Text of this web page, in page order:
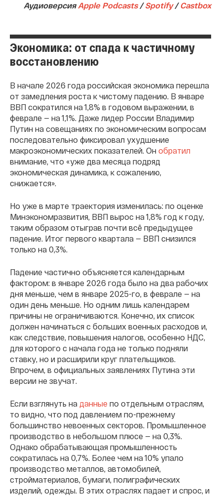
Аудиоверсия Apple Podcasts/Spotify/Сastbox
Экономика: от спада к частичному
восстановлению
В начале 2026 года российская экономика перешла
от замедления роста к чистому падению. В январе
ВВП сократился на 1,8% в годовом выражении, в
феврале — на 1,1%. Даже лидер России Владимир
Путин на совещаниях по экономическим вопросам
последовательно фиксировал ухудшение
макроэкономических показателей. Он обратил
внимание, что «уже два месяца подряд
экономическая динамика, к сожалению,
снижается».
Но уже в марте траектория изменилась: по оценке
Минэкономразвития, ВВП вырос на 1,8% год к году,
таким образом отыграв почти всё предыдущее
падение. Итог первого квартала — ВВП снизился
только на 0,3%.
Падение частично объясняется календарным
фактором: в январе 2026 года было на два рабочих
дня меньше, чем в январе 2025-го, в феврале — на
один день меньше. Но одним лишь календарем
причины не ограничиваются. Конечно, их список
должен начинаться с больших военных расходов и,
как следствие, повышения налогов, особенно НДС,
для которого с начала года не только подняли
ставку, но и расширили круг плательщиков.
Впрочем, в официальных заявлениях Путина эти
версии не звучат.
Если взглянуть на данные по отдельным отраслям,
то видно, что под давлением по-прежнему
большинство невоенных секторов. Промышленное
производство в небольшом плюсе — на 0,3%.
Однако обрабатывающая промышленность
сократилась на 0,7%. Более чем на 10% упало
производство металлов, автомобилей,
стройматериалов, бумаги, полиграфических
изделий, одежды. В этих отраслях падает и спрос, и